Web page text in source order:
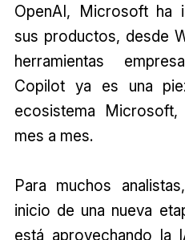
OpenAI, Microsoft ha
sus productos, desde
herramientas
Copilot ya es una
ecosistema
mes a mes.
Para muchos
inicio de una nueva
está aprovechando la